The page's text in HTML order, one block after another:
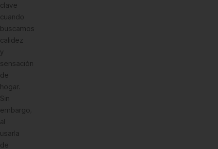
clave
cuando
buscamos
calidez
y
sensación
de
hogar.
Sin
embargo,
al
usarla
de